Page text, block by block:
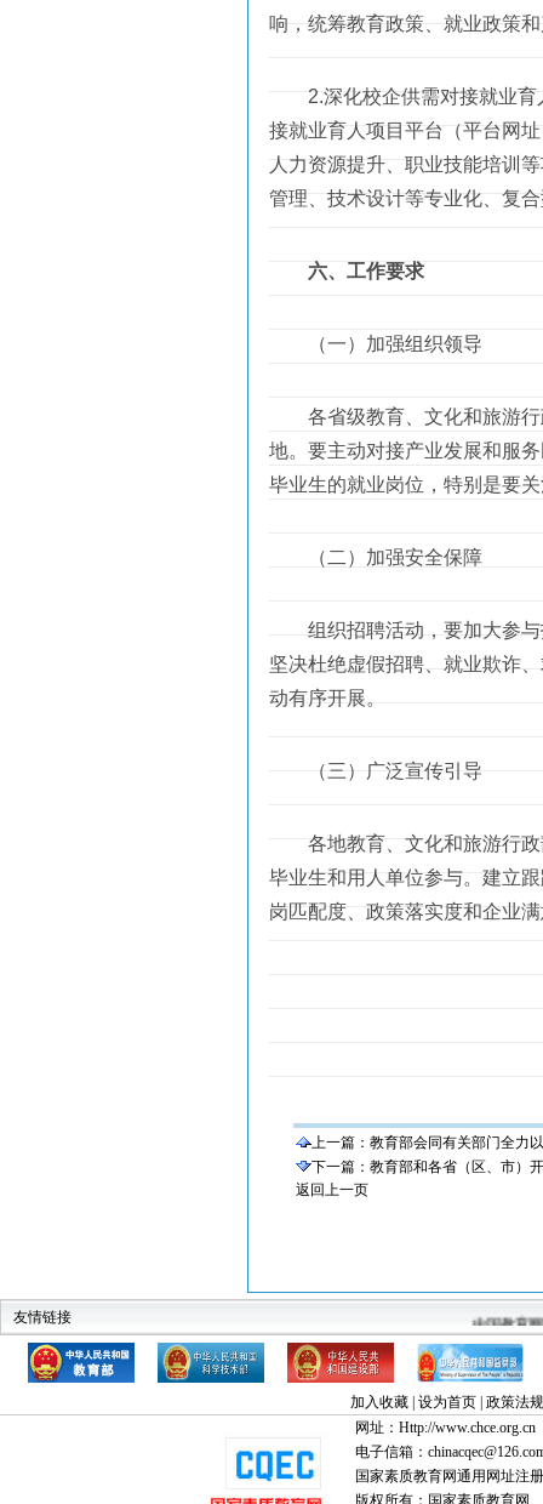
响，统筹教育政策、就业政策
2.深化校企供需对接就业育
接就业育人项目平台（平台网
人力资源提升、职业技能培训
管理、技术设计等专业化、复
六、工作要求
（一）加强组织领导
各省级教育、文化和旅游行
地。要主动对接产业发展和服
毕业生的就业岗位，特别是要
（二）加强安全保障
组织招聘活动，要加大参与
坚决杜绝虚假招聘、就业欺诈
动有序开展。
（三）广泛宣传引导
各地教育、文化和旅游行政
毕业生和用人单位参与。建立
岗匹配度、政策落实度和企业
上一篇： 教育部会同有关部门全力
下一篇： 教育部和各省（区、市）
返回上一页
友情链接
中华人民共和国监察部
全国高教工委素
中国教育
加入收藏| 设为首页| 政策法规
网址：Http://www.chce.org.cn
电子信箱：
国家素质教育网通用网址注
版权所有：国家素质教育网